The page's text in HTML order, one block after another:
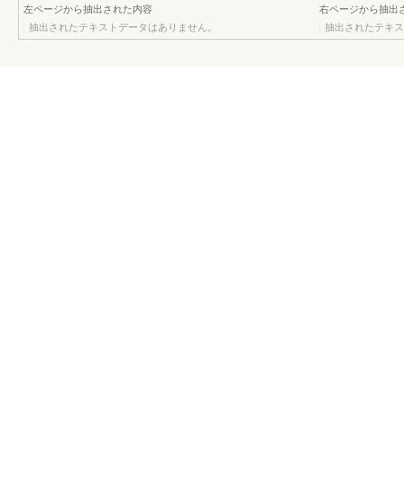
左ページから抽出された内容
抽出されたテキストデータはありません。
右ページから抽出
抽出されたテキ